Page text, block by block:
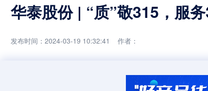
华泰股份 | “质”敬315，服
发布时间：2024-03-19 10:32:41 作者：